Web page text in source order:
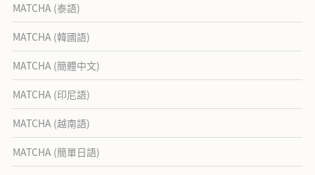
MATCHA (泰語)
MATCHA (韓國語)
MATCHA (簡體中文)
MATCHA (印尼語)
MATCHA (越南語)
MATCHA (簡單日語)